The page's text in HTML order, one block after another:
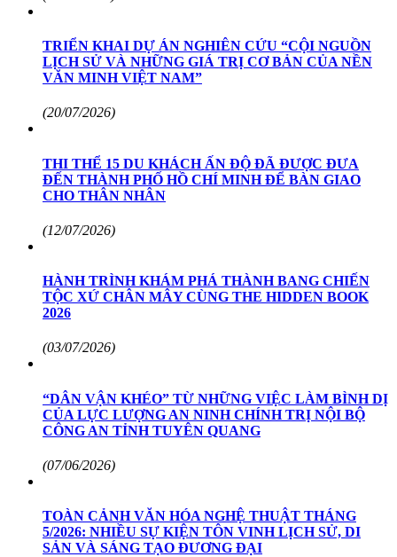
TRIỂN KHAI DỰ ÁN NGHIÊN CỨU “CỘI NGUỒN
LỊCH SỬ VÀ NHỮNG GIÁ TRỊ CƠ BẢN CỦA NỀN
VĂN MINH VIỆT NAM”
(20/07/2026)
THI THỂ 15 DU KHÁCH ẤN ĐỘ ĐÃ ĐƯỢC ĐƯA
ĐẾN THÀNH PHỐ HỒ CHÍ MINH ĐỂ BÀN GIAO
CHO THÂN NHÂN
(12/07/2026)
HÀNH TRÌNH KHÁM PHÁ THÀNH BANG CHIẾN
TỘC XỨ CHÂN MÂY CÙNG THE HIDDEN BOOK
2026
(03/07/2026)
“DÂN VẬN KHÉO” TỪ NHỮNG VIỆC LÀM BÌNH DỊ
CỦA LỰC LƯỢNG AN NINH CHÍNH TRỊ NỘI BỘ
CÔNG AN TỈNH TUYÊN QUANG
(07/06/2026)
TOÀN CẢNH VĂN HÓA NGHỆ THUẬT THÁNG
5/2026: NHIỀU SỰ KIỆN TÔN VINH LỊCH SỬ, DI
SẢN VÀ SÁNG TẠO ĐƯƠNG ĐẠI